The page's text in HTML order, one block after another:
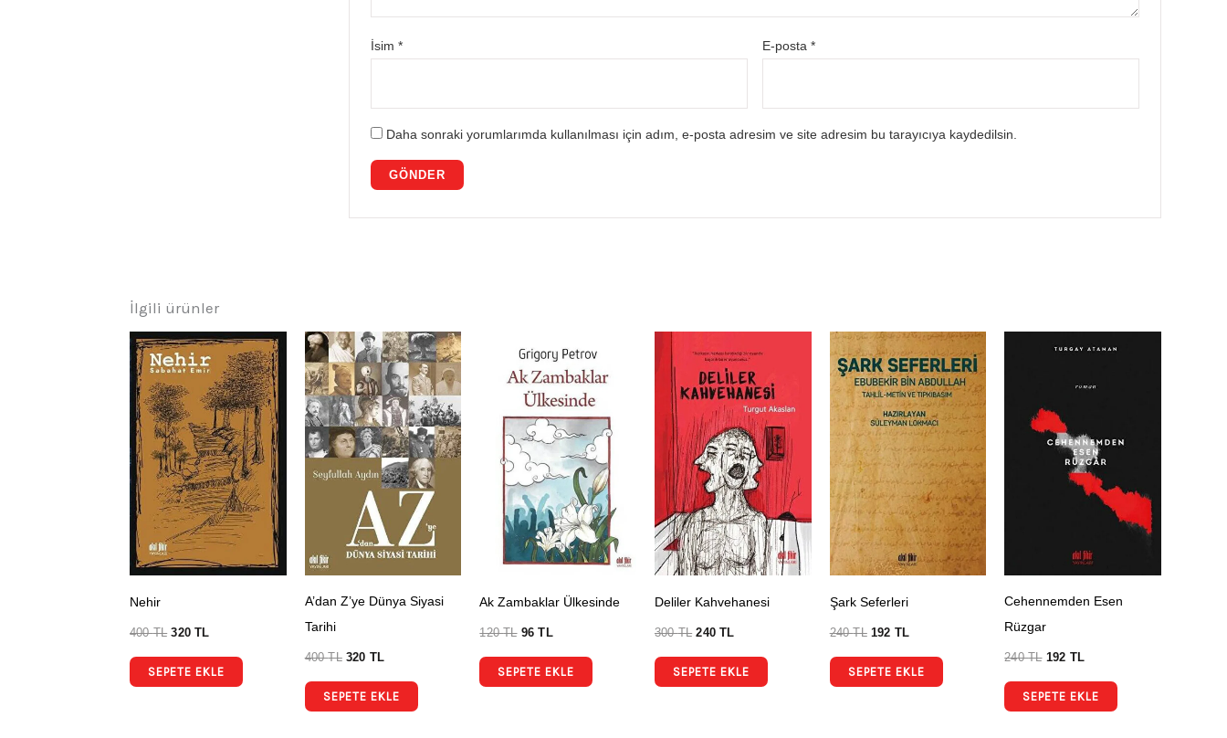
İsim* E-posta*
Daha sonraki yorumlarımda kullanılması için adım, e-posta adresim ve site adresim bu tarayıcıya kaydedilsin.
İlgili ürünler
Nehir
400TL 320TL
SEPETE EKLE
A’dan Z’ye Dünya Siyasi
Tarihi
400TL 320 TL
SEPETE EKLE
Ak Zambaklar Ülkesinde
120TL 96TL
SEPETE EKLE
Deliler Kahvehanesi
300TL 240TL
SEPETE EKLE
Şark Seferleri
240TL 192 TL
SEPETE EKLE
Cehennemden Esen
Rüzgar
240TL 192 TL
SEPETE EKLE